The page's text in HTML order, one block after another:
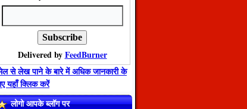
Delivered byFeedBurner
से लेख पाने के बारे में अधिक जानकारी के
यहाँ क्लिक करें
लोगो आपके ब्लॉग पर